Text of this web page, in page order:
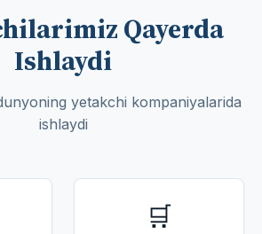
Qayerda
Ishlaydi
yetakchi kompaniyalarida
ishlaydi
🛒